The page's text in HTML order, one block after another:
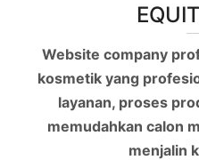
Website company
kosmetik yang
layanan, proses
memudahkan calon
menjalin